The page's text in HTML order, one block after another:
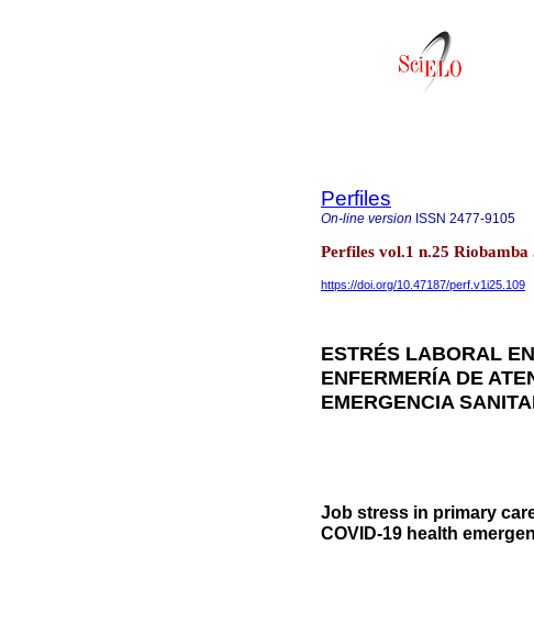
Perfiles
On-line version ISSN 2477-9105
Perfiles vol.1 n.25 Riobamba
https://doi.org/10.47187/perf.v1i25.109
ESTRÉS LABORAL
ENFERMERÍA DE
EMERGENCIA
Job stress in primary
COVID-19 health